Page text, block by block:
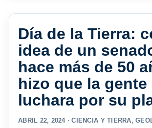
Día de la Tierra:
idea de un
hace más de 50
hizo que la gente
luchara por su
ABRIL 22, 2024 ·CIENCIA Y TIERRA,